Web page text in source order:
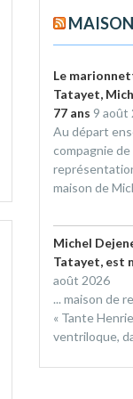
Le
Tatayet,
77 ans 9 août
Au départ
compagnie
maison de
Michel
Tatayet, est
août 2026
... maison de
« Tante
ventriloque,